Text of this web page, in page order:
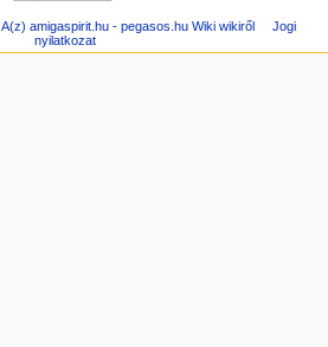
A(z) amigaspirit.hu - pegasos.hu Wiki wikiről
Jogi
nyilatkozat